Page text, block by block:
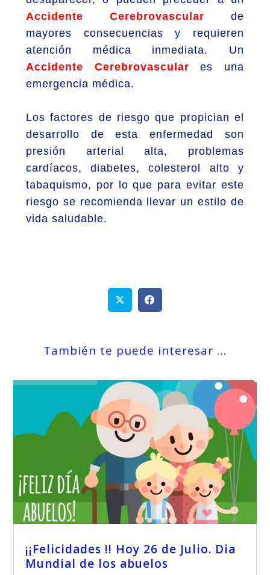
Accidente Cerebrovascular de
mayores consecuencias y requieren
atención médica inmediata. Un
Accidente Cerebrovascular es una
emergencia médica.
Los factores de riesgo que propician el
desarrollo de esta enfermedad son
presión arterial alta, problemas
cardíacos, diabetes, colesterol alto y
tabaquismo, por lo que para evitar este
riesgo se recomienda llevar un estilo de
vida saludable.
También te puede interesar …
¡¡Felicidades !! Hoy 26 de Julio. Dia
Mundial de los abuelos